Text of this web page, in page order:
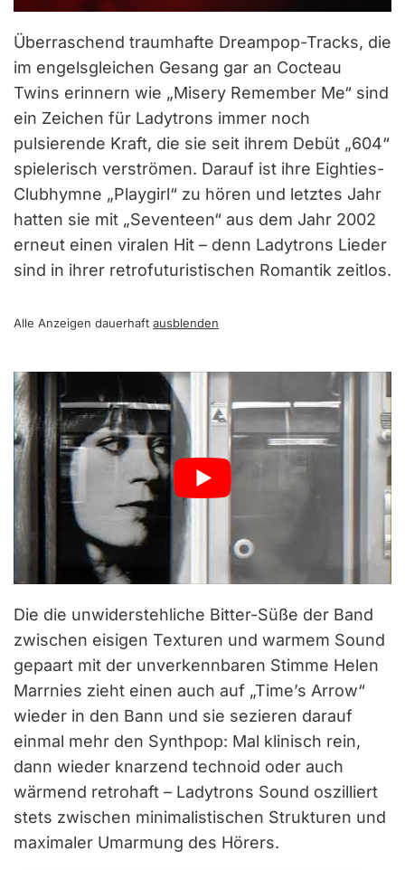
Überraschend traumhafte Dreampop-Tracks, die
im engelsgleichen Gesang gar an Cocteau
Twins erinnern wie „Misery Remember Me“ sind
ein Zeichen für Ladytrons immer noch
pulsierende Kraft, die sie seit ihrem Debüt „604“
spielerisch verströmen. Darauf ist ihre Eighties-
Clubhymne „Playgirl“ zu hören und letztes Jahr
hatten sie mit „Seventeen“ aus dem Jahr 2002
erneut einen viralen Hit – denn Ladytrons Lieder
sind in ihrer retrofuturistischen Romantik zeitlos.
Alle Anzeigen dauerhaft ausblenden
Die die unwiderstehliche Bitter-Süße der Band
zwischen eisigen Texturen und warmem Sound
gepaart mit der unverkennbaren Stimme Helen
Marrnies zieht einen auch auf „Time’s Arrow“
wieder in den Bann und sie sezieren darauf
einmal mehr den Synthpop: Mal klinisch rein,
dann wieder knarzend technoid oder auch
wärmend retrohaft – Ladytrons Sound oszilliert
stets zwischen minimalistischen Strukturen und
maximaler Umarmung des Hörers.